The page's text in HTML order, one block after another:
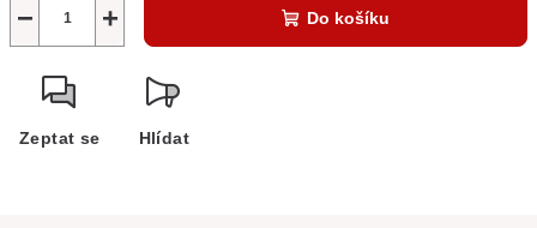
+
− Do košíku
Zeptat se Hlídat